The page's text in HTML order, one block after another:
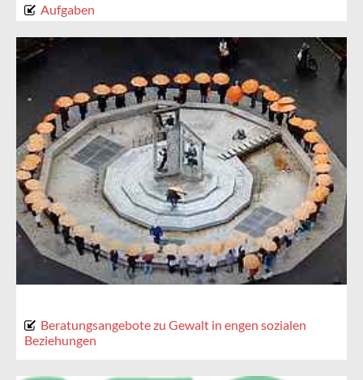
Aufgaben
Beratungsangebote zu Gewalt in engen sozialen
Beziehungen